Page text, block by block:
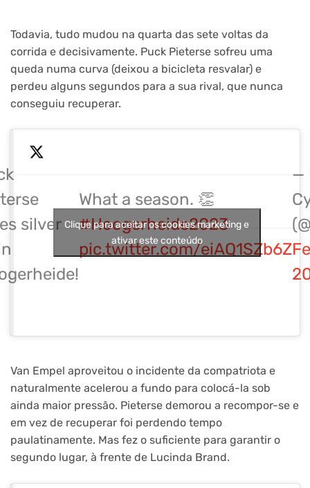
Todavia, tudo mudou na quarta das sete voltas da
corrida e decisivamente. Puck Pieterse sofreu uma
queda numa curva (deixou a bicicleta resvalar) e
perdeu alguns segundos para a sua rival, que nunca
conseguiu recuperar.
silver
What a season. 👏
#Hoogerheide2023
pic.twitter.com/eiAQ1SZb6Z
—
Clique para aceitar os cookies marketing e
ativar este conteúdo
Van Empel aproveitou o incidente da compatriota e
naturalmente acelerou a fundo para colocá-la sob
ainda maior pressão. Pieterse demorou a recompor-se e
em vez de recuperar foi perdendo tempo
paulatinamente. Mas fez o suficiente para garantir o
segundo lugar, à frente de Lucinda Brand.